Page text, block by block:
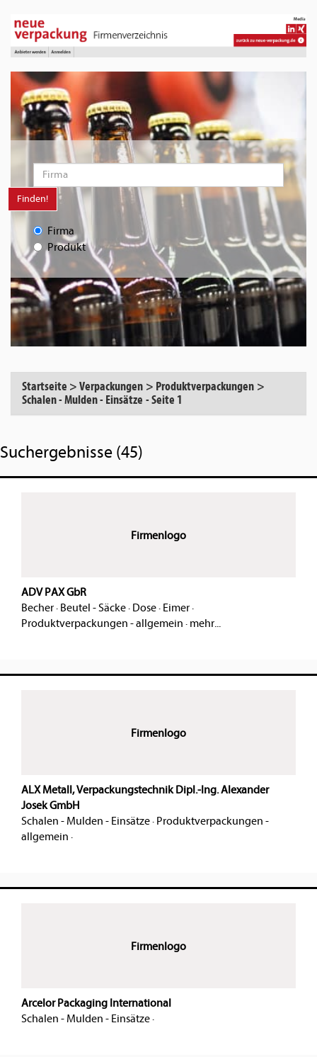
Finden!
Firma
Produkt
Startseite >Verpackungen > Produktverpackungen >
Schalen - Mulden - Einsätze -Seite 1
Suchergebnisse (45)
Firmenlogo
ADV PAX GbR
Becher· Beutel - Säcke· Dose· Eimer·
Produktverpackungen - allgemein · mehr...
Firmenlogo
ALX Metall, Verpackungstechnik Dipl.-Ing. Alexander
Josek GmbH
Schalen - Mulden - Einsätze· Produktverpackungen -
allgemein ·
Firmenlogo
Arcelor Packaging International
Schalen - Mulden - Einsätze·